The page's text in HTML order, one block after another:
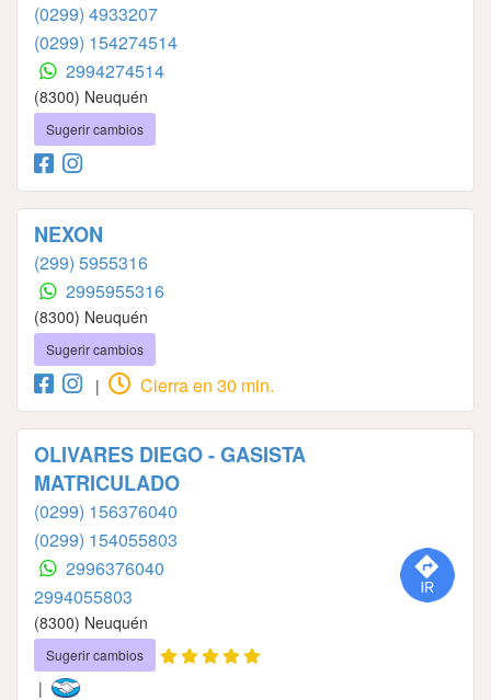
(0299) 4933207
(0299) 154274514
2994274514
(8300) Neuquén
Sugerir cambios
NEXON
(299) 5955316
2995955316
(8300) Neuquén
Sugerir cambios
| Cierra en 30 min.
OLIVARES DIEGO - GASISTA
MATRICULADO
(0299) 156376040
(0299) 154055803
2996376040
2994055803
(8300) Neuquén
Sugerir cambios
|